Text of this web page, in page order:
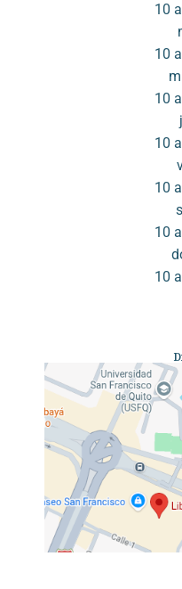
10
10
10
10
10
10
10